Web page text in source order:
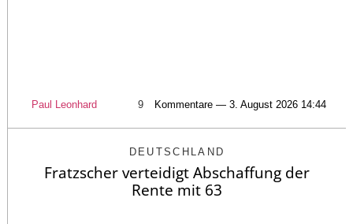
Paul Leonhard 9 Kommentare — 3. August 2026 14:44
DEUTSCHLAND
Fratzscher verteidigt Abschaffung der
Rente mit 63